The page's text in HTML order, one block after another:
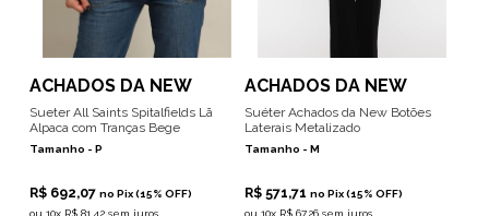
ACHADOS DA NEW
Sueter All Saints Spitalfields Lã
Alpaca com Tranças Bege
Tamanho - P
R$ 692,07 no Pix (15% OFF)
ou 10x R$ 81,42 sem juros
ACHADOS DA NEW
Suéter Achados da New Botões
Laterais Metalizado
Tamanho - M
R$ 571,71 no Pix (15% OFF)
ou 10x R$ 67,26 sem juros